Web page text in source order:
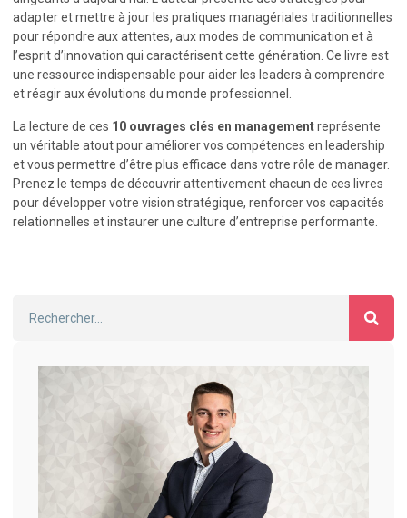
adapter et mettre à jour les pratiques managériales traditionnelles
pour répondre aux attentes, aux modes de communication et à
l’esprit d’innovation qui caractérisent cette génération. Ce livre est
une ressource indispensable pour aider les leaders à comprendre
et réagir aux évolutions du monde professionnel.
La lecture de ces 10 ouvrages clés en managementreprésente
un véritable atout pour améliorer vos compétences en leadership
et vous permettre d’être plus efficace dans votre rôle de manager.
Prenez le temps de découvrir attentivement chacun de ces livres
pour développer votre vision stratégique, renforcer vos capacités
relationnelles et instaurer une culture d’entreprise performante.